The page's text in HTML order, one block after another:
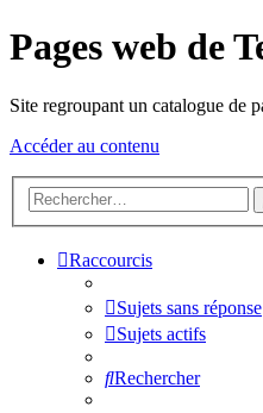
Pages web de
Site regroupant un catalogue de
Accéder au contenu
Raccourcis
Sujets sans réponse
Sujets actifs
Rechercher